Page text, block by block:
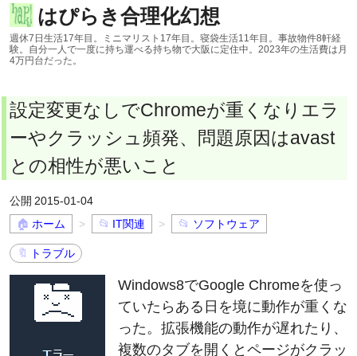
はぴらき合理化幻想
週休7日生活17年目。ミニマリスト17年目。寝袋生活11年目。事故物件8軒経
験。自分一人で一度に持ち運べる持ち物で大阪に定住中。2023年の生活費は月
4万円台だった。
ーやクラッシュ頻発、問題原因はavast
との相性が悪いこと
2015-01-04
ホーム
トラブル
ていたらある日を境に動作が重くな
った。拡張機能の動作が遅れたり、
複数のタブを開くとページがクラッ
シュしたり。ウィルス感染かもと思